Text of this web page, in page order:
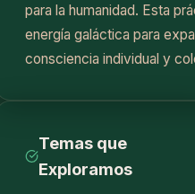
para la humanidad. Esta
energía galáctica para
consciencia individual y
Temas que
Exploramos